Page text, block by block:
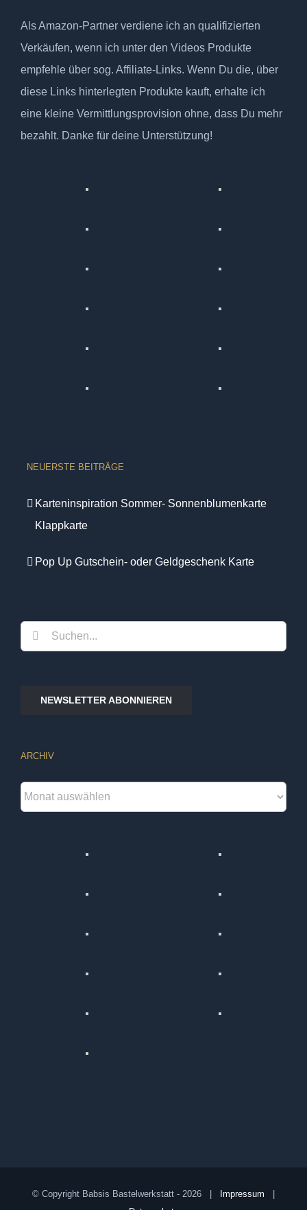
Als Amazon-Partner verdiene ich an qualifizierten
Verkäufen, wenn ich unter den Videos Produkte
empfehle über sog. Affiliate-Links. Wenn Du die, über
diese Links hinterlegten Produkte kauft, erhalte ich
eine kleine Vermittlungsprovision ohne, dass Du mehr
bezahlt. Danke für deine Unterstützung!
NEUERSTE BEITRÄGE
Karteninspiration Sommer- Sonnenblumenkarte
Klappkarte
Pop Up Gutschein- oder Geldgeschenk Karte
Suche
nach:
NEWSLETTER ABONNIEREN
ARCHIV
Archiv
© Copyright Babsis Bastelwerkstatt - 2026 | Impressum